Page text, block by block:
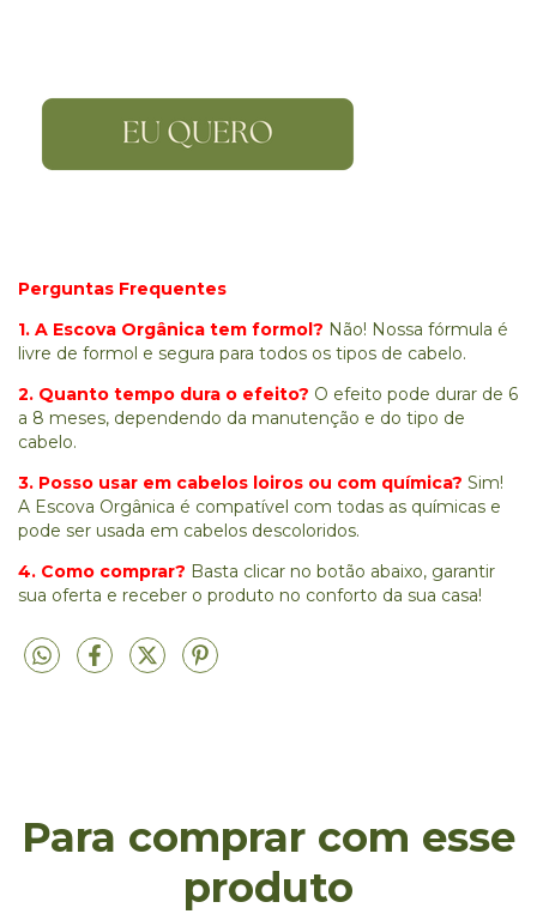
Perguntas Frequentes
1. A Escova Orgânica tem formol? Não! Nossa fórmula é
livre de formol e segura para todos os tipos de cabelo.
2. Quanto tempo dura o efeito? O efeito pode durar de 6
a 8 meses, dependendo da manutenção e do tipo de
cabelo.
3. Posso usar em cabelos loiros ou com química? Sim!
A Escova Orgânica é compatível com todas as químicas e
pode ser usada em cabelos descoloridos.
4. Como comprar? Basta clicar no botão abaixo, garantir
sua oferta e receber o produto no conforto da sua casa!
Para comprar com esse
produto